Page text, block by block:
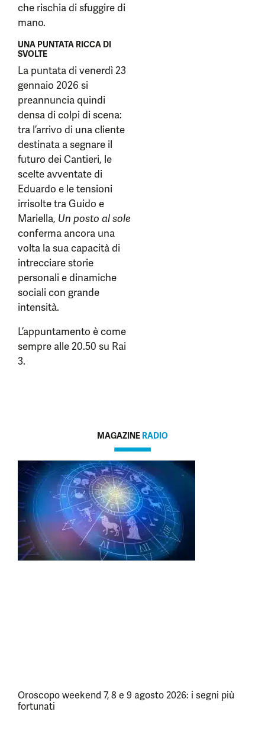
che rischia di sfuggire di
mano.
UNA PUNTATA RICCA DI
SVOLTE
La puntata di venerdì 23
gennaio 2026 si
preannuncia quindi
densa di colpi di scena:
tra l’arrivo di una cliente
destinata a segnare il
futuro dei Cantieri, le
scelte avventate di
Eduardo e le tensioni
irrisolte tra Guido e
Mariella, Un posto al sole
conferma ancora una
volta la sua capacità di
intrecciare storie
personali e dinamiche
sociali con grande
intensità.
L’appuntamento è come
sempre alle 20.50 su Rai
3.
MAGAZINE RADIO
Oroscopo weekend 7, 8 e 9 agosto 2026: i segni più
fortunati